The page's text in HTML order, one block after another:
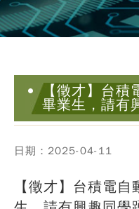
【徵才】台積
畢業生，請有
日期：2025-04-11
【徵才】台積電